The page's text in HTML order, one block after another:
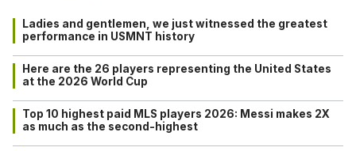
Ladies and gentlemen, we just witnessed the greatest
performance in USMNT history
Here are the 26 players representing the United States
at the 2026 World Cup
Top 10 highest paid MLS players 2026: Messi makes 2X
as much as the second-highest